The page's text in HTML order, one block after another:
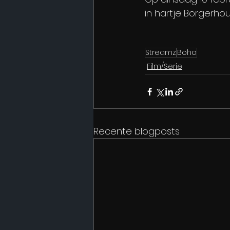
in hartje
Streamz Boho
Film/Serie
Recente blogposts